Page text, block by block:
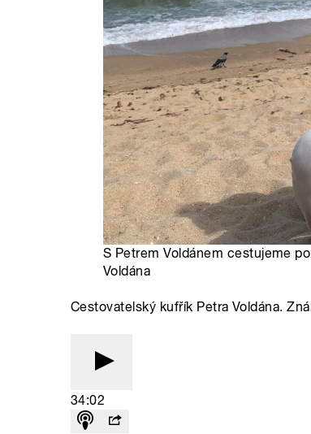
S Petrem Voldánem cestujeme
Voldána
Cestovatelský kufřík Petra Voldána.
34:02